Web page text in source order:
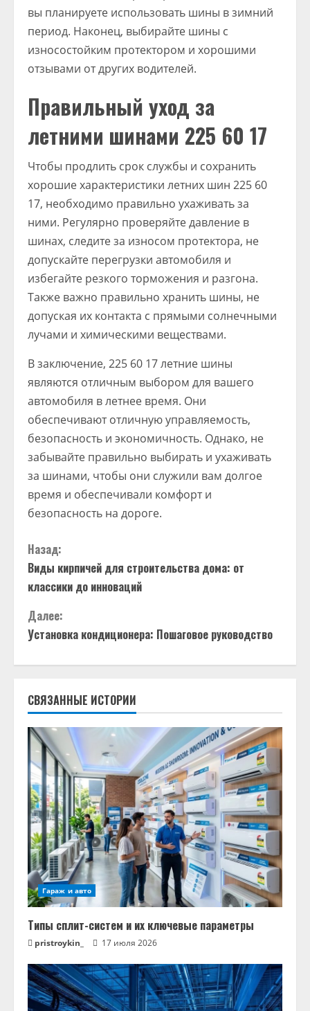
вы планируете использовать шины в зимний
период. Наконец, выбирайте шины с
износостойким протектором и хорошими
отзывами от других водителей.
Правильный уход за
летними шинами 225 60 17
Чтобы продлить срок службы и сохранить
хорошие характеристики летних шин 225 60
17, необходимо правильно ухаживать за
ними. Регулярно проверяйте давление в
шинах, следите за износом протектора, не
допускайте перегрузки автомобиля и
избегайте резкого торможения и разгона.
Также важно правильно хранить шины, не
допуская их контакта с прямыми солнечными
лучами и химическими веществами.
В заключение, 225 60 17 летние шины
являются отличным выбором для вашего
автомобиля в летнее время. Они
обеспечивают отличную управляемость,
безопасность и экономичность. Однако, не
забывайте правильно выбирать и ухаживать
за шинами, чтобы они служили вам долгое
время и обеспечивали комфорт и
безопасность на дороге.
П
р
о
д
о
л
ж
и
т
ь
ч
т
е
н
и
е
Назад:
Виды кирпичей для строительства дома: от
классики до инноваций
Далее:
Установка кондиционера: Пошаговое руководство
СВЯЗАННЫЕ ИСТОРИИ
Гараж и авто
Типы сплит-систем и их ключевые параметры
pristroykin_ 17 июля 2026